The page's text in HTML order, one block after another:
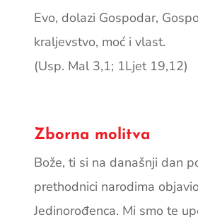
Evo, dolazi Gospodar,
kraljevstvo, moć i vlast.
(Usp. Mal 3,1; 1Ljet 19,12)
Zborna molitva
Bože, ti si na današnji dan
prethodnici narodima
Jedinorođenca. Mi smo te